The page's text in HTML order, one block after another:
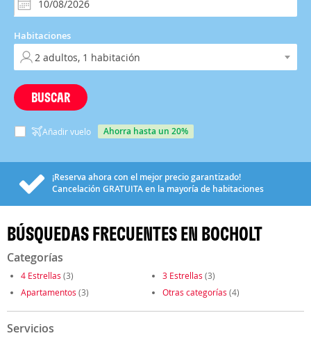
Habitaciones
BUSCAR
Añadir vuelo ahorra hasta un 20%
¡Reserva ahora con el mejor precio garantizado!
Cancelación GRATUITAen la mayoría de habitaciones
BÚSQUEDAS FRECUENTES EN BOCHOLT
Categorías
4 Estrellas (3) 3 Estrellas (3)
Apartamentos (3) Otras categorías (4)
Servicios